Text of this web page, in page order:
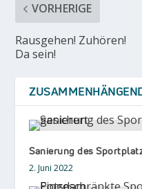
VORHERIGE
Rausgehen! Zuhören!
Da sein!
Sanierung des
2. Juni 2022